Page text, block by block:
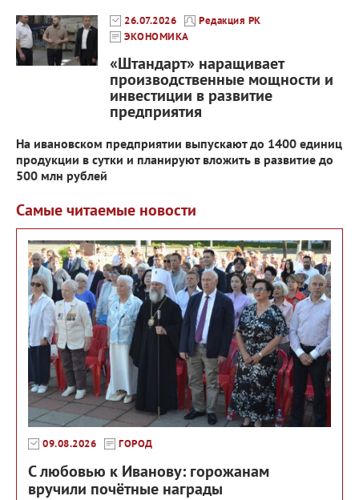
26.07.2026
Редакция РК
ЭКОНОМИКА
«Штандарт» наращивает
производственные мощности и
инвестиции в развитие
предприятия
На ивановском предприятии выпускают до 1400 единиц
продукции в сутки и планируют вложить в развитие до
500 млн рублей
Самые читаемые новости
09.08.2026 ГОРОД
С любовью к Иванову: горожанам
вручили почётные награды